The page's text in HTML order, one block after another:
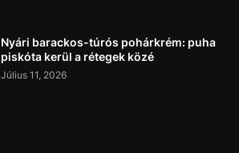
Nyári barackos-túrós pohárkrém: puha
piskóta kerül a rétegek közé
Július 11, 2026